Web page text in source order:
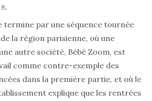
».
termine par une séquence tournée
la région parisienne, où une
autre société, Bébé Zoom, est
comme contre-exemple des
dans la première partie, et où le
explique que les rentrées